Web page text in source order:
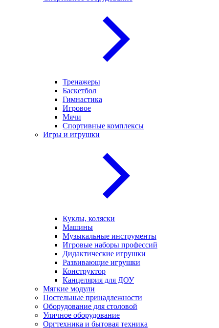
Тренажеры
Баскетбол
Гимнастика
Игровое
Мячи
Спортивные комплексы
Игры и игрушки
Куклы, коляски
Машины
Музыкальные инструменты
Игровые наборы профессий
Дидактические игрушки
Развивающие игрушки
Конструктор
Канцелярия для ДОУ
Мягкие модули
Постельные принадлежности
Оборудование для столовой
Уличное оборудование
Оргтехника и бытовая техника